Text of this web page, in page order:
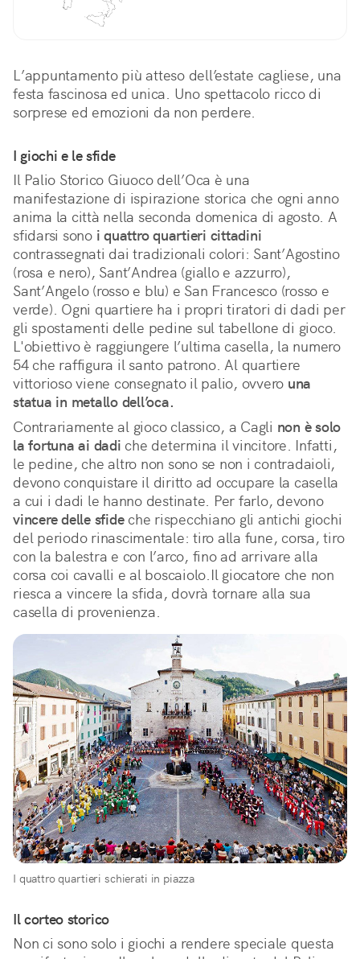
L’appuntamento più atteso dell’estate cagliese, una
festa fascinosa ed unica. Uno spettacolo ricco di
sorprese ed emozioni da non perdere.
I giochi e le sfide
Il Palio Storico Giuoco dell’Oca è una
manifestazione di ispirazione storica che ogni anno
anima la città nella seconda domenica di agosto. A
sfidarsi sono i quattro quartieri cittadini
contrassegnati dai tradizionali colori: Sant’Agostino
(rosa e nero), Sant’Andrea (giallo e azzurro),
Sant’Angelo (rosso e blu) e San Francesco (rosso e
verde). Ogni quartiere ha i propri tiratori di dadi per
gli spostamenti delle pedine sul tabellone di gioco.
L'obiettivo è raggiungere l’ultima casella, la numero
54 che raffigura il santo patrono. Al quartiere
vittorioso viene consegnato il palio, ovvero una
statua in metallo dell’oca.
Contrariamente al gioco classico, a Cagli non è solo
la fortuna ai dadi che determina il vincitore. Infatti,
le pedine, che altro non sono se non i contradaioli,
devono conquistare il diritto ad occupare la casella
a cui i dadi le hanno destinate. Per farlo, devono
vincere delle sfideche rispecchiano gli antichi giochi
del periodo rinascimentale: tiro alla fune, corsa, tiro
con la balestra e con l’arco, fino ad arrivare alla
corsa coi cavalli e al boscaiolo.Il giocatore che non
riesca a vincere la sfida, dovrà tornare alla sua
casella di provenienza.
I quattro quartieri schierati in piazza
Il corteo storico
Non ci sono solo i giochi a rendere speciale questa